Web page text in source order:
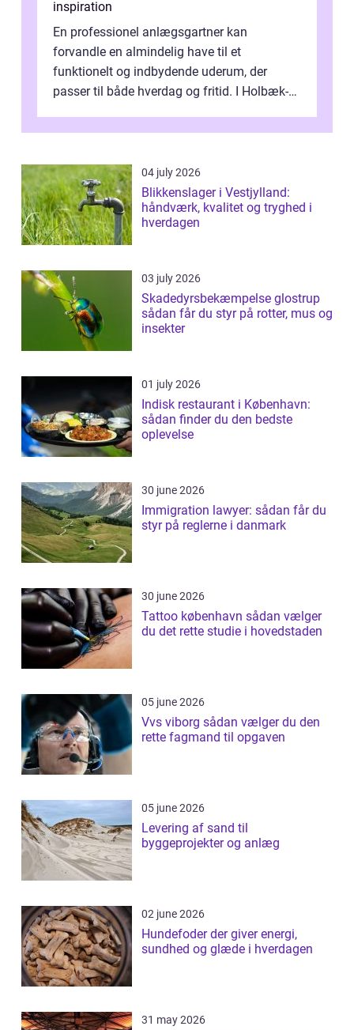
inspiration
En professionel anlægsgartner kan
forvandle en almindelig have til et
funktionelt og indbydende uderum, der
passer til både hverdag og fritid. I Holbæk-
ønsker mere...
04 july 2026
Blikkenslager i Vestjylland:
håndværk, kvalitet og tryghed i
hverdagen
03 july 2026
Skadedyrsbekæmpelse glostrup
sådan får du styr på rotter, mus og
insekter
01 july 2026
Indisk restaurant i København:
sådan finder du den bedste
oplevelse
30 june 2026
Immigration lawyer: sådan får du
styr på reglerne i danmark
30 june 2026
Tattoo københavn sådan vælger
du det rette studie i hovedstaden
05 june 2026
Vvs viborg sådan vælger du den
rette fagmand til opgaven
05 june 2026
Levering af sand til
byggeprojekter og anlæg
02 june 2026
Hundefoder der giver energi,
sundhed og glæde i hverdagen
31 may 2026